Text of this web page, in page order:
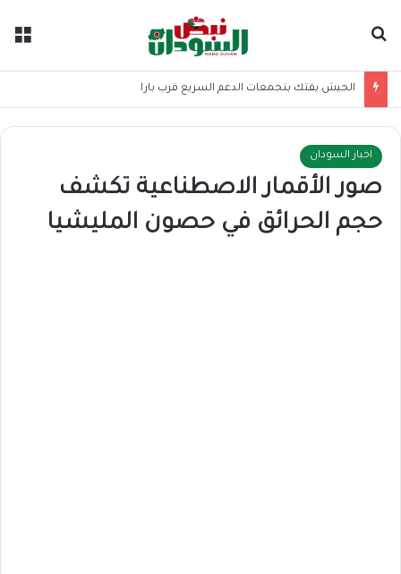
الجيش يفتك بتجمعات الدعم السريع قرب بارا
اخبار السودان
صور الأقمار الاصطناعية تكشف
حجم الحرائق في حصون المليشيا